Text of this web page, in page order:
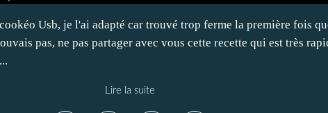
Usb, je l'ai adapté car trouvé trop ferme la première fois
pas, ne pas partager avec vous cette recette qui est très
Lire la suite